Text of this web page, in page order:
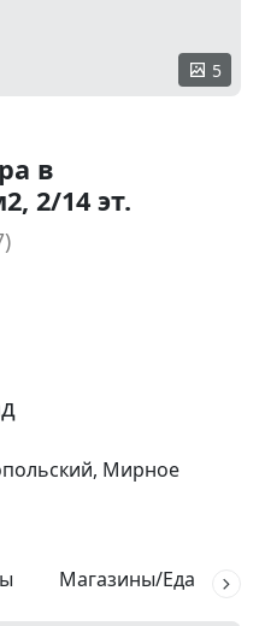
5
в
2/14 эт.
Мирное
Магазины/Еда